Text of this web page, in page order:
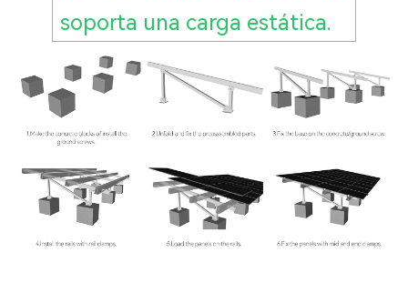
soporta una carga estática.